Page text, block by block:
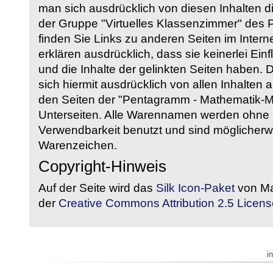
man sich ausdrücklich von diesen Inhalten
der Gruppe "Virtuelles Klassenzimmer" des
finden Sie Links zu anderen Seiten im
erklären ausdrücklich, dass sie keinerlei
und die Inhalte der gelinkten Seiten haben.
sich hiermit ausdrücklich von allen Inhalten
den Seiten der "Pentagramm - Mathematik-
Unterseiten. Alle Warennamen werden
Verwendbarkeit benutzt und sind
Warenzeichen.
Copyright-Hinweis
Auf der Seite wird das Silk Icon-Paket von
der Creative Commons Attribution 2.5